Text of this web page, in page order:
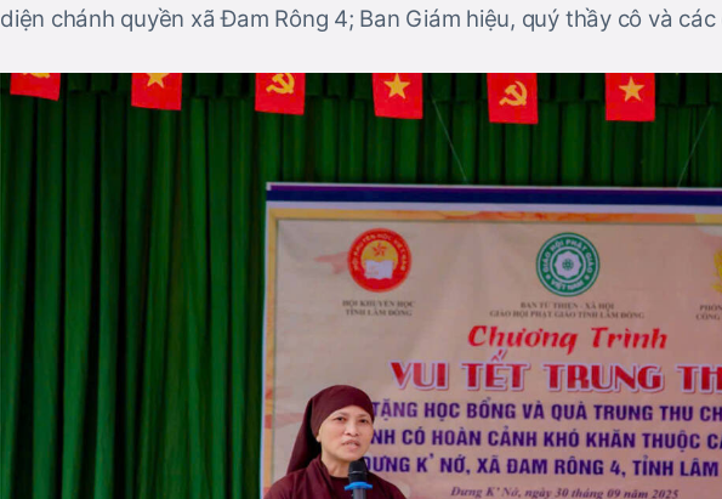
diện chánh quyền xã Đam Rông 4; Ban Giám hiệu, quý thầy cô và các